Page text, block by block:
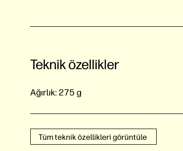
Teknik özellikler
Ağırlık: 275 g
Tüm teknik özellikleri görüntüle